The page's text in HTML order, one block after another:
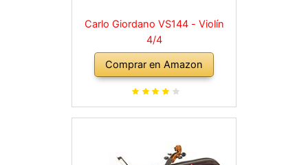
Carlo Giordano VS144 - Violín
4/4
Comprar en Amazon